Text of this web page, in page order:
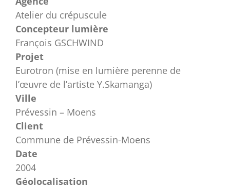
Atelier du crépuscule
Concepteur lumière
François GSCHWIND
Projet
Eurotron (mise en lumière perenne de
l’œuvre de l’artiste Y.Skamanga)
Ville
Prévessin – Moens
Client
Commune de Prévessin-Moens
Date
2004
Géolocalisation